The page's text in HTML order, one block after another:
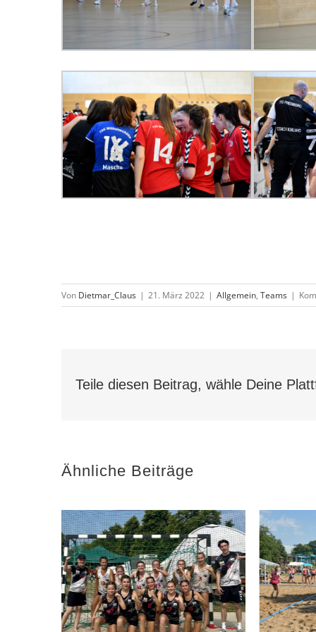
Von Dietmar_Claus | 21. März 2022 | Allgemein, Teams |
Teile diesen Beitrag, wähle Deine
Ähnliche Beiträge